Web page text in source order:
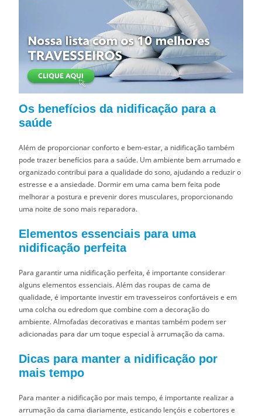
Os benefícios da nidificação para a
saúde
Além de proporcionar conforto e bem-estar, a nidificação também
pode trazer benefícios para a saúde. Um ambiente bem arrumado e
organizado contribui para a qualidade do sono, ajudando a reduzir o
estresse e a ansiedade. Dormir em uma cama bem feita pode
melhorar a postura e prevenir dores musculares, proporcionando
uma noite de sono mais reparadora.
Elementos essenciais para uma
nidificação perfeita
Para garantir uma nidificação perfeita, é importante considerar
alguns elementos essenciais. Além das roupas de cama de
qualidade, é importante investir em travesseiros confortáveis e em
uma colcha ou edredom que combine com a decoração do
ambiente. Almofadas decorativas e mantas também podem ser
adicionadas para dar um toque especial à arrumação da cama.
Dicas para manter a nidificação por
mais tempo
Para manter a nidificação por mais tempo, é importante realizar a
arrumação da cama diariamente, esticando lençóis e cobertores e